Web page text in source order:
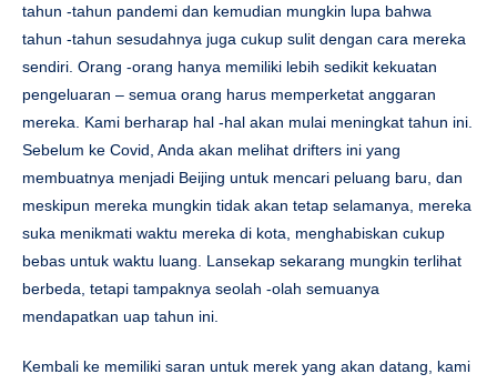
tahun -tahun pandemi dan kemudian mungkin lupa bahwa
tahun -tahun sesudahnya juga cukup sulit dengan cara mereka
sendiri. Orang -orang hanya memiliki lebih sedikit kekuatan
pengeluaran – semua orang harus memperketat anggaran
mereka. Kami berharap hal -hal akan mulai meningkat tahun ini.
Sebelum ke Covid, Anda akan melihat drifters ini yang
membuatnya menjadi Beijing untuk mencari peluang baru, dan
meskipun mereka mungkin tidak akan tetap selamanya, mereka
suka menikmati waktu mereka di kota, menghabiskan cukup
bebas untuk waktu luang. Lansekap sekarang mungkin terlihat
berbeda, tetapi tampaknya seolah -olah semuanya
mendapatkan uap tahun ini.
Kembali ke memiliki saran untuk merek yang akan datang, kami